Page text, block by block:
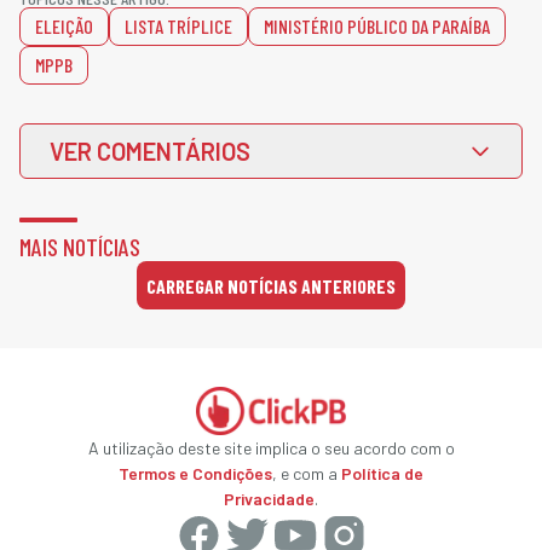
ELEIÇÃO LISTA TRÍPLICE
MINISTÉRIO PÚBLICO DA PARAÍBA
MPPB
VER COMENTÁRIOS
MAIS NOTÍCIAS
CARREGAR NOTÍCIAS ANTERIORES
A utilização deste site implica o seu acordo com o
Termos e Condições, e com a Política de
Privacidade.